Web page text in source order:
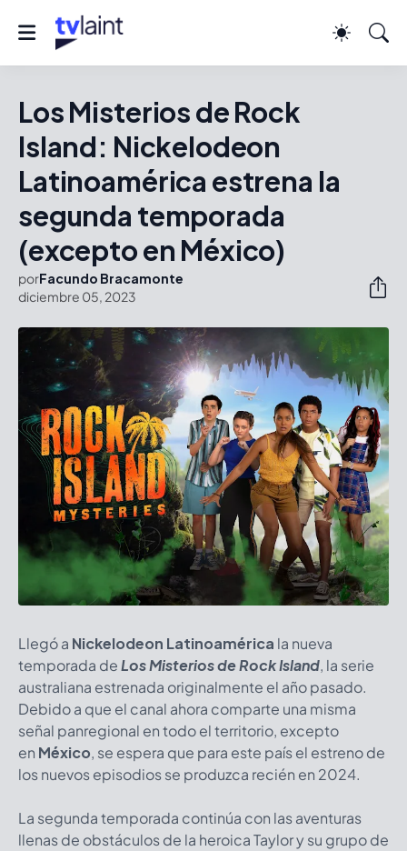
Los Misterios de Rock
Island: Nickelodeon
Latinoamérica estrena la
segunda temporada
(excepto en México)
porFacundo Bracamonte
diciembre 05, 2023
Llegó a Nickelodeon Latinoamérica la nueva
temporada deLos Misterios de Rock Island, la serie
australiana estrenada originalmente el año pasado.
Debido a que el canal ahora comparte una misma
señal panregional en todo el territorio, excepto
en México, se espera que para este país el estreno de
los nuevos episodios se produzca recién en 2024.
La segunda temporada continúa con las aventuras
llenas de obstáculos de la heroica Taylor y su grupo de